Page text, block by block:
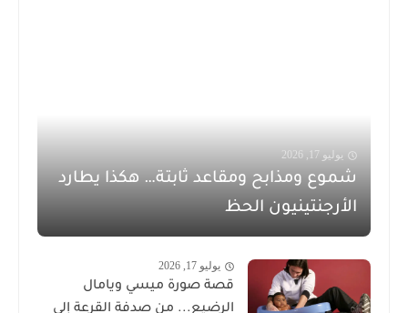
يوليو 17, 2026
شموع ومذابح ومقاعد ثابتة… هكذا يطارد
الأرجنتينيون الحظ
يوليو 17, 2026
قصة صورة ميسي ويامال
الرضيع... من صدفة القرعة إلى